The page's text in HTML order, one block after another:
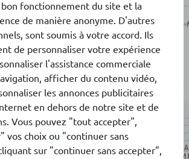
fonctionnement du site et la
de manière anonyme. D'autres
sont soumis à votre accord. Ils
de personnaliser votre expérience
l'assistance commerciale
afficher du contenu vidéo,
les annonces publicitaires
en dehors de notre site et de
Vous pouvez "tout accepter",
vos choix ou "continuer sans
sur "continuer sans accepter",